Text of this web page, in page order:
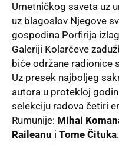
Umetničkog saveta uz
uz blagoslov Njegove
gospodina Porfirija
Galeriji Kolarčeve
biće održane radionice
Uz presek najboljeg
autora u protekloj
selekciju radova četiri
Rumunije: Mihai
Raileanu i Tome Čituka.